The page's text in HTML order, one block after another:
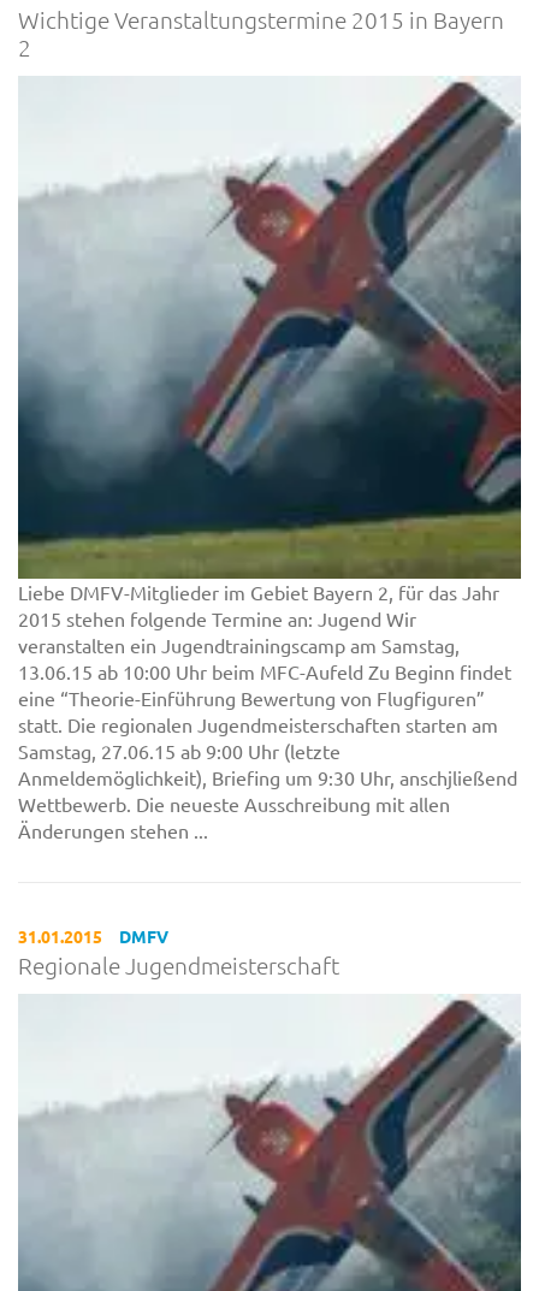
Wichtige Veranstaltungstermine 2015 in Bayern
2
Liebe DMFV-Mitglieder im Gebiet Bayern 2, für das Jahr
2015 stehen folgende Termine an: Jugend Wir
veranstalten ein Jugendtrainingscamp am Samstag,
13.06.15 ab 10:00 Uhr beim MFC-Aufeld Zu Beginn findet
eine “Theorie-Einführung Bewertung von Flugfiguren”
statt. Die regionalen Jugendmeisterschaften starten am
Samstag, 27.06.15 ab 9:00 Uhr (letzte
Anmeldemöglichkeit), Briefing um 9:30 Uhr, anschjließend
Wettbewerb. Die neueste Ausschreibung mit allen
Änderungen stehen ...
31.01.2015 DMFV
Regionale Jugendmeisterschaft